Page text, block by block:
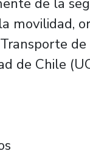
movilidad,
de Chile
en